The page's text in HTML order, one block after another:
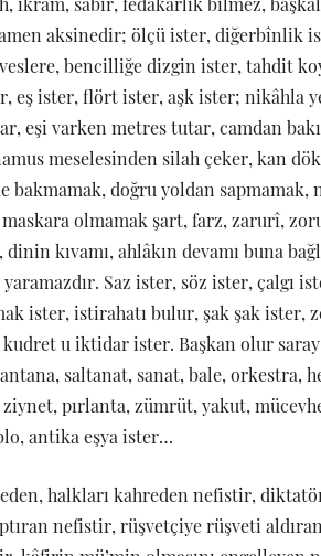
aksinedir; ölçü ister, diğerbînlik
bencilliğe dizgin ister, tahdit
eş ister, flört ister, aşk ister; nikâhla
eşi varken metres tutar, camdan
meselesinden silah çeker, kan
bakmamak, doğru yoldan sapmamak,
maskara olmamak şart, farz, zarurî,
kıvamı, ahlâkın devamı buna
Saz ister, söz ister, çalgı
ister, istirahatı bulur, şak şak
u iktidar ister. Başkan olur
saltanat, sanat, bale, orkestra,
ziynet, pırlanta, zümrüt, yakut,
antika eşya ister…
halkları kahreden nefistir,
nefistir, rüşvetçiye rüşveti